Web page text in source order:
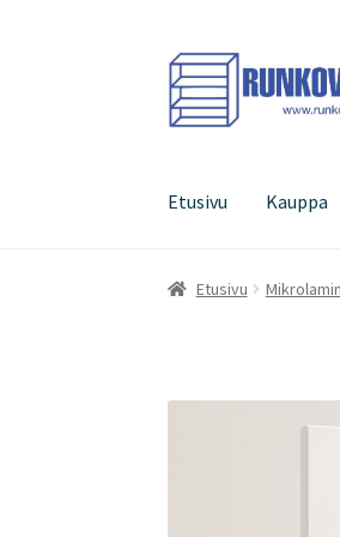
Siirry
navigointiin
Siirry
sisältöön
Etusivu Kauppa
Etusivu Kauppa
Etusivu